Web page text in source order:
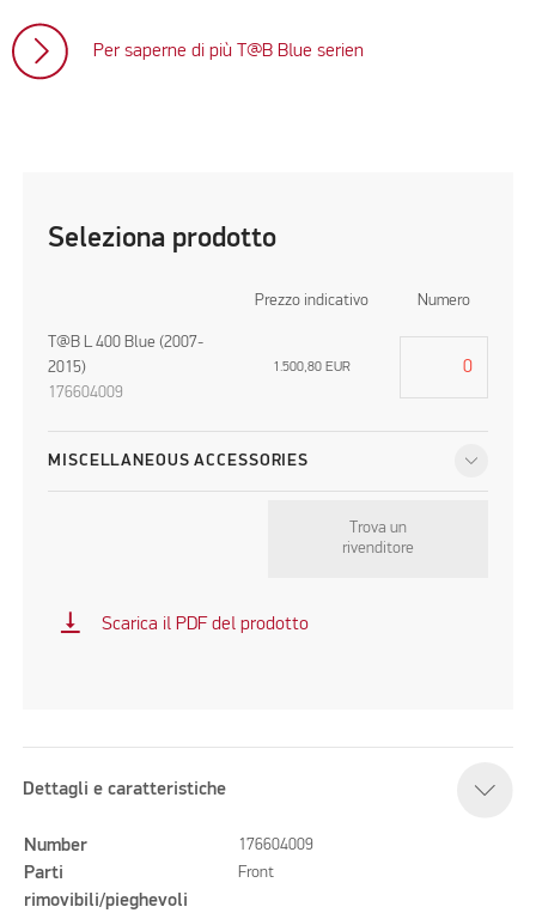
Per saperne di più T@B Blue serien
Seleziona prodotto
Prezzo indicativo Numero
T@B L 400 Blue (2007-
2015)
176604009
1.500,80 EUR
MISCELLANEOUS ACCESSORIES
Trova un
rivenditore
vertical_align_bottom Scarica il PDF del prodotto
Dettagli e caratteristiche
Number 176604009
Parti
rimovibili/pieghevoli
Front